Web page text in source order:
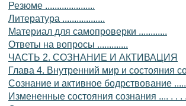
Резюме .....................
Литература ..................
Материал для самопроверки ............
Ответы на вопросы .............
ЧАСТЬ 2. СОЗНАНИЕ И АКТИВАЦИЯ
Глава 4. Внутренний мир и состояния
Сознание и активное бодрствование
Измененные состояния сознания .... . . .